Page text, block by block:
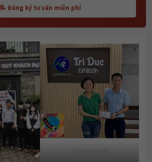
📝 Đăng ký tư vấn miễn phí
Thuy Tien 7.0